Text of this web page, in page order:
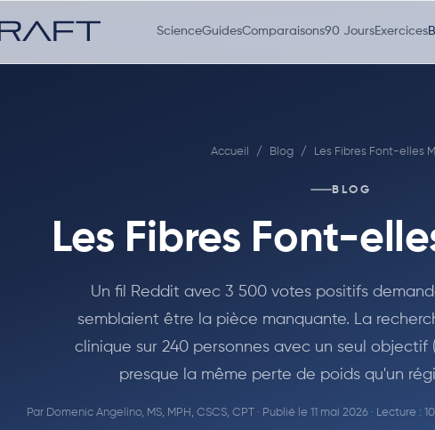
ScienceGuidesComparaisons90 JoursExercices
Accueil / Blog / Les Fibres Font-elles
BLOG
Les Fibres Font-
Un fil Reddit avec 3 500 votes positifs
semblaient être la pièce manquante. La
clinique sur 240 personnes avec un seul objectif
presque la même perte de poids qu'un
Par Domenic Angelino, MS, MPH, CSCS, CPT· Publié le 11 mai 2026 · Lecture :